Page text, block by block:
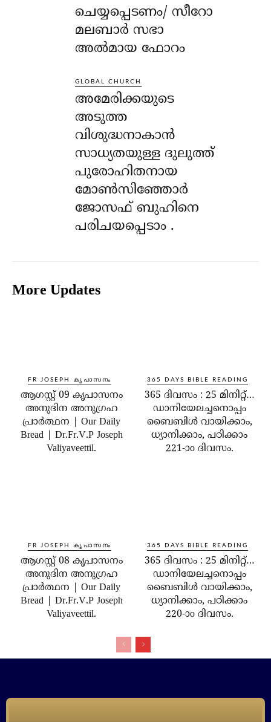
ചെയ്യപ്പെടണം/ സീറോ
മലബാർ സഭാ
അൽമായ ഫോറം
GLOBAL CHURCH
അമേരിക്കയുടെ
അടുത്ത
വിശുദ്ധനാകാൻ
സാധ്യതയുള്ള ദുലുത്ത്
പുരോഹിതനായ
മോൺസിഞ്ഞോർ
ജോസഫ് ബുഹിനെ
പരിചയപ്പെടാം .
More Updates
FR JOSEPH കൃപാസനം
ആഗസ്റ്റ് 09 കൃപാസനം
അനുദിന അനുഗ്രഹ
പ്രാർത്ഥന | Our Daily
Bread | Dr.Fr.V.P Joseph
Valiyaveettil.
365 DAYS BIBLE READING
365 ദിവസം : 25 മിനിറ്റ്…
ഡാനിയേലച്ചനൊപ്പം
ബൈബിൾ വായിക്കാം,
ധ്യാനിക്കാം, പഠിക്കാം
221-ാo ദിവസം.
FR JOSEPH കൃപാസനം
ആഗസ്റ്റ് 08 കൃപാസനം
അനുദിന അനുഗ്രഹ
പ്രാർത്ഥന | Our Daily
Bread | Dr.Fr.V.P Joseph
Valiyaveettil.
365 DAYS BIBLE READING
365 ദിവസം : 25 മിനിറ്റ്…
ഡാനിയേലച്ചനൊപ്പം
ബൈബിൾ വായിക്കാം,
ധ്യാനിക്കാം, പഠിക്കാം
220-ാo ദിവസം.